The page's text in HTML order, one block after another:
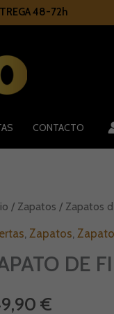
48-72h
CONTACTO
/ Zapatos / Zapatos
Zapatos
DE
€